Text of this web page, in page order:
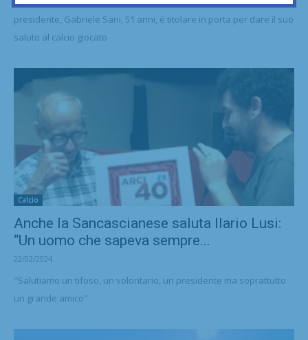
presidente, Gabriele Sani, 51 anni, è titolare in porta per dare il suo
saluto al calcio giocato
Calcio
Anche la Sancascianese saluta Ilario Lusi:
“Un uomo che sapeva sempre...
22/02/2024
"Salutiamo un tifoso, un volontario, un presidente ma soprattutto
un grande amico"